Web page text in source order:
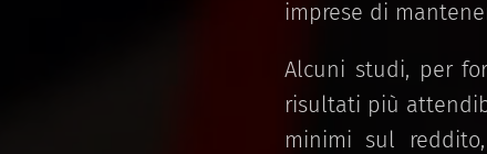
imprese di
Alcuni studi, per
risultati più
minimi sul